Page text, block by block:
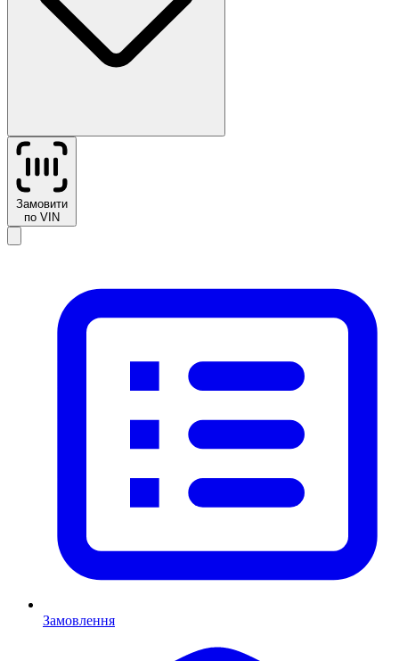
Замовити
по VIN
Замовлення